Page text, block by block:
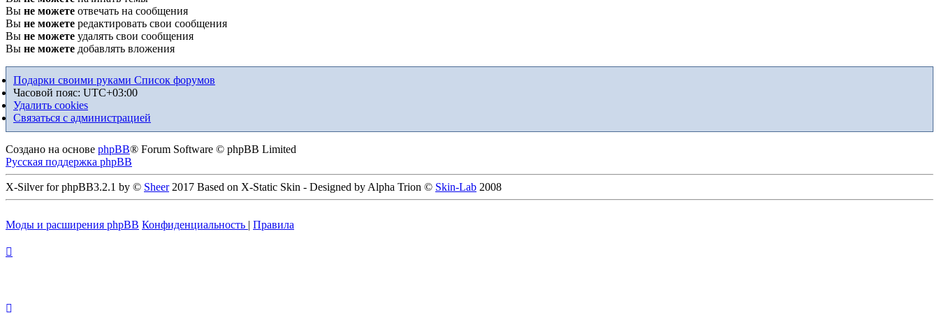
Вы не можете отвечать на сообщения
Вы не можете редактировать свои сообщения
Вы не можете удалять свои сообщения
Вы не можете добавлять вложения
Подарки своими руками Список форумов
Часовой пояс: UTC+03:00
Удалить cookies
Связаться с администрацией
Создано на основе phpBB® Forum Software © phpBB Limited
Русская поддержка phpBB
X-Silver for phpBB3.2.1 by © Sheer2017 Based on X-Static Skin - Designed by Alpha Trion © Skin-Lab 2008
Моды и расширения phpBB Конфиденциальность | Правила